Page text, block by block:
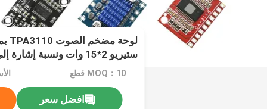
100db
MOQ：10 قطع
افضل سعر